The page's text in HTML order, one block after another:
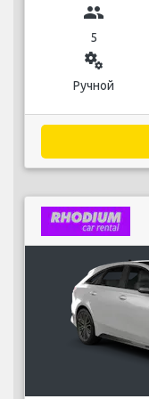
group
5
miscellaneous_services
Ручной